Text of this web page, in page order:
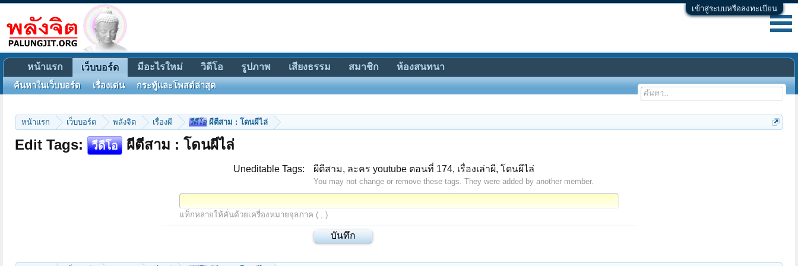
เข้าสู่ระบบหรือลงทะเบียน
หน้าแรก เว็บบอร์ด พลังจิต เรื่องผี วีดีโอผีตีสาม : โดนผีไล่
Edit Tags: วีดีโอ ผีตีสาม : โดนผีไล่
Uneditable Tags: ผีตีสาม, ละคร youtube ตอนที่ 174, เรื่องเล่าผี, โดนผีไล่
You may not change or remove these tags. They were added by another member.
แท็กหลายให้คั่นด้วยเครื่องหมายจุลภาค ( , )
หน้าแรก เว็บบอร์ด
ค้นหาในเว็บบอร์ด เรื่องเด่น กระทู้และโพสต์ล่าสุด
มีอะไรใหม่ วิดีโอ รูปภาพ เสียงธรรม สมาชิก ห้องสนทนา